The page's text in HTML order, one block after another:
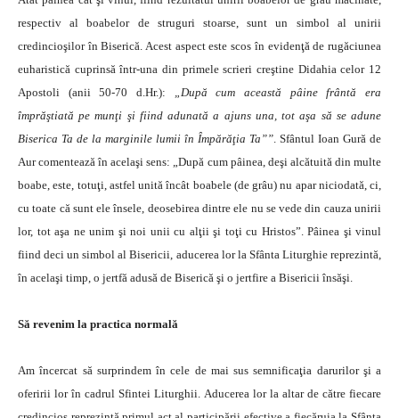
respectiv al boabelor de struguri stoarse, sunt un simbol al unirii
credincioşilor în Biserică. Acest aspect este scos în evidenţă de rugăciunea
euharistică cuprinsă într-una din primele scrieri creştine Didahia celor 12
Apostoli (anii 50-70 d.Hr.): „După cum această pâine frântă era
împrăştiată pe munţi şi fiind adunată a ajuns una, tot aşa să se adune
Biserica Ta de la marginile lumii în Împărăţia Ta””. Sfântul Ioan Gură de
Aur comentează în acelaşi sens: „După cum pâinea, deşi alcătuită din multe
boabe, este, totuţi, astfel unită încât boabele (de grâu) nu apar niciodată, ci,
cu toate că sunt ele însele, deosebirea dintre ele nu se vede din cauza unirii
lor, tot aşa ne unim şi noi unii cu alţii şi toţi cu Hristos”. Pâinea şi vinul
fiind deci un simbol al Bisericii, aducerea lor la Sfânta Liturghie reprezintă,
în acelaşi timp, o jertfă adusă de Biserică şi o jertfire a Bisericii însăşi.
Să revenim la practica normală
Am încercat să surprindem în cele de mai sus semnificaţia darurilor şi a
oferirii lor în cadrul Sfintei Liturghii. Aducerea lor la altar de către fiecare